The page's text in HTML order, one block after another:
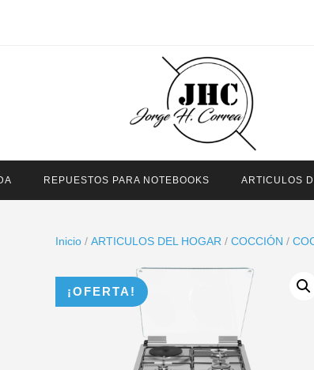
REPUESTOS PARA NOTEBOOKS ARTICULOS
Inicio / ARTICULOS DEL HOGAR / COCCIÓN /
¡OFERTA!